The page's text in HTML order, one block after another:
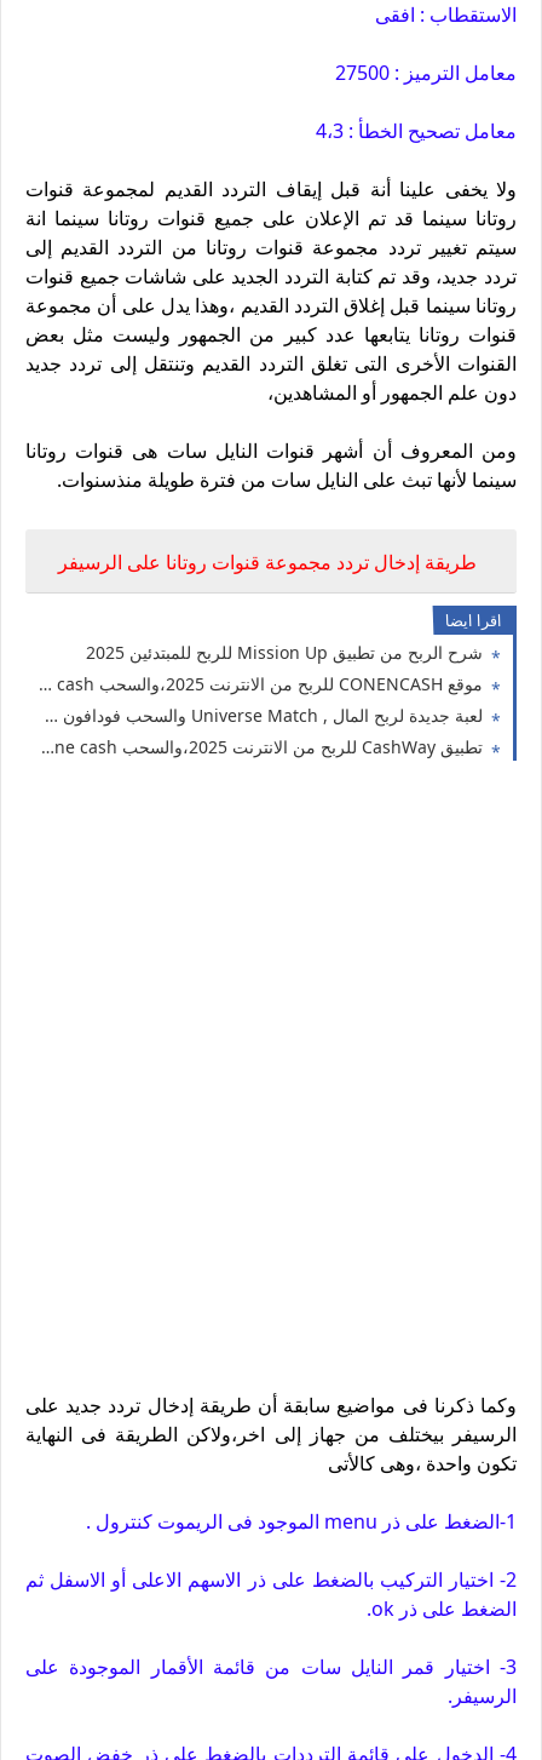
الاستقطاب : افقى
معامل الترميز : 27500
معامل تصحيح الخطأ : 4،3
ولا يخفى علينا أنة قبل إيقاف التردد القديم لمجموعة قنوات
روتانا سينما قد تم الإعلان على جميع قنوات روتانا سينما انة
سيتم تغيير تردد مجموعة قنوات روتانا من التردد القديم إلى
تردد جديد، وقد تم كتابة التردد الجديد على شاشات جميع قنوات
روتانا سينما قبل إغلاق التردد القديم ،وهذا يدل على أن مجموعة
قنوات روتانا يتابعها عدد كبير من الجمهور وليست مثل بعض
القنوات الأخرى التى تغلق التردد القديم وتنتقل إلى تردد جديد
دون علم الجمهور أو المشاهدين،
ومن المعروف أن أشهر قنوات النايل سات هى قنوات روتانا
سينما لأنها تبث على النايل سات من فترة طويلة منذسنوات.
طريقة إدخال تردد مجموعة قنوات روتانا على الرسيفر
اقرا ايضا
شرح الربح من تطبيق Mission Up للربح للمبتدئين 2025
موقع CONENCASH للربح من الانترنت 2025،والسحب Vodafone cash
لعبة جديدة لربح المال , Universe Match والسحب فودافون كاش
تطبيق CashWay للربح من الانترنت 2025،والسحب Vodafone cash
وكما ذكرنا فى مواضيع سابقة أن طريقة إدخال تردد جديد على
الرسيفر بيختلف من جهاز إلى اخر،ولاكن الطريقة فى النهاية
تكون واحدة ،وهى كالأتى
1-الضغط على ذر menu الموجود فى الريموت كنترول .
2- اختيار التركيب بالضغط على ذر الاسهم الاعلى أو الاسفل ثم
الضغط على ذر ok.
3- اختيار قمر النايل سات من قائمة الأقمار الموجودة على
الرسيفر.
4- الدخول على قائمة الترددات بالضغط على ذر خفض الصوت